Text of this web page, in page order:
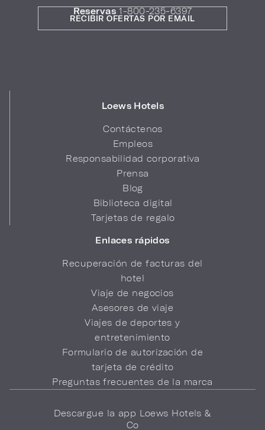
Reservas 1-800-235-6397
Loews Hotels
Contáctenos
Empleos
Responsabilidad corporativa
Prensa
Blog
Biblioteca digital
Tarjetas de regalo
Enlaces rápidos
Recuperación de facturas del
hotel
Viaje de negocios
Asesores de viaje
Viajes de deportes y
entretenimiento
Formulario de autorización de
tarjeta de crédito
Preguntas frecuentes de la marca
RECIBIR OFERTAS POR EMAIL
Descargue la app Loews Hotels &
Co